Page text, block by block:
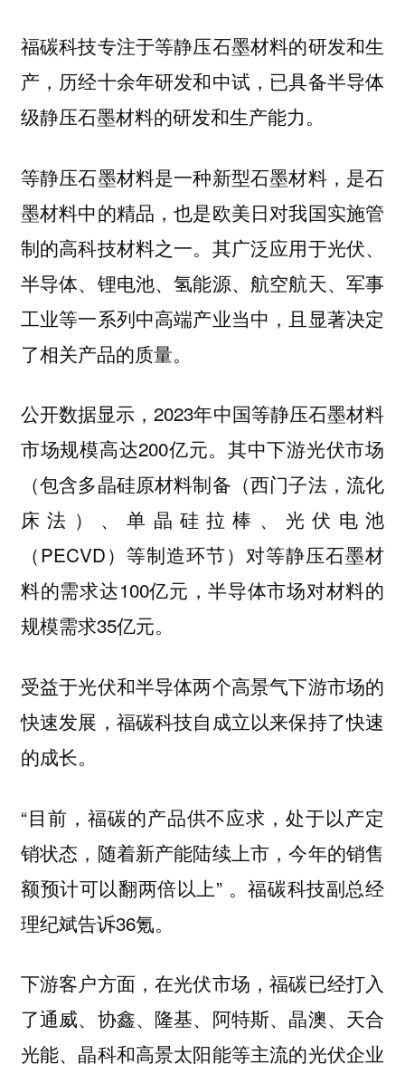
福碳科技专注于等静压石墨材料的研发和生
产，历经十余年研发和中试，已具备半导体
级静压石墨材料的研发和生产能力。
等静压石墨材料是一种新型石墨材料，是石
墨材料中的精品，也是欧美日对我国实施管
制的高科技材料之一。其广泛应用于光伏、
半导体、锂电池、氢能源、航空航天、军事
工业等一系列中高端产业当中，且显著决定
了相关产品的质量。
公开数据显示，2023年中国等静压石墨材料
市场规模高达200亿元。其中下游光伏市场
（包含多晶硅原材料制备（西门子法，流化
床法）、单晶硅拉棒、光伏电池
（PECVD）等制造环节）对等静压石墨材
料的需求达100亿元，半导体市场对材料的
规模需求35亿元。
受益于光伏和半导体两个高景气下游市场的
快速发展，福碳科技自成立以来保持了快速
的成长。
“目前，福碳的产品供不应求，处于以产定
销状态，随着新产能陆续上市，今年的销售
额预计可以翻两倍以上” 。福碳科技副总经
理纪斌告诉36氪。
下游客户方面，在光伏市场，福碳已经打入
了通威、协鑫、隆基、阿特斯、晶澳、天合
光能、晶科和高景太阳能等主流的光伏企业